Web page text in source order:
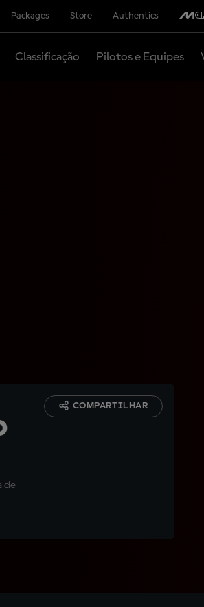
Packages Store Authentics
Classificação Pilotos e Equipes
de
COMPARTILHAR